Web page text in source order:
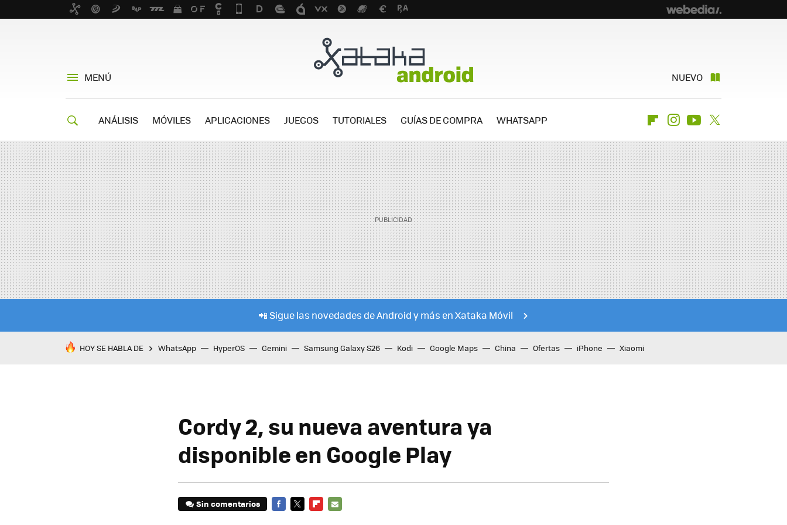
MENÚ NUEVO
ANÁLISIS MÓVILES APLICACIONES JUEGOS TUTORIALES GUÍAS DE COMPRA WHATSAPP FlipboardInstagramYoutube
📲 Sigue las novedades de Android y más en Xataka Móvil
HOY SE HABLA DE WhatsApp HyperOS Gemini Samsung Galaxy S26 Kodi Google Maps China Ofertas iPhone Xiaomi
Cordy 2, su nueva aventura ya
disponible en Google Play
Sin comentarios